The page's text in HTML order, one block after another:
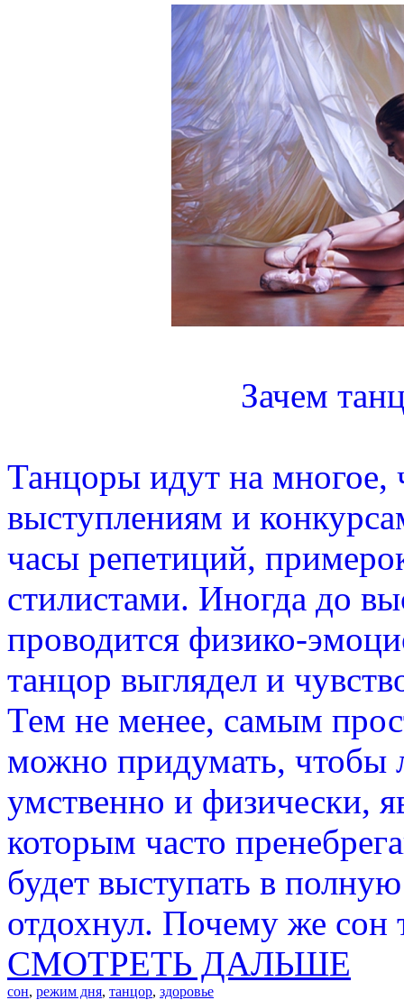
Зачем
Танцоры идут на многое,
выступлениям и
часы репетиций,
стилистами. Иногда до
проводится физико-
танцор выглядел и
Тем не менее, самым
можно придумать, чтобы
умственно и физически,
которым часто
будет выступать в
отдохнул. Почему же сон
СМОТРЕТЬ ДАЛЬШЕ
сон, режим дня, танцор, здоровье